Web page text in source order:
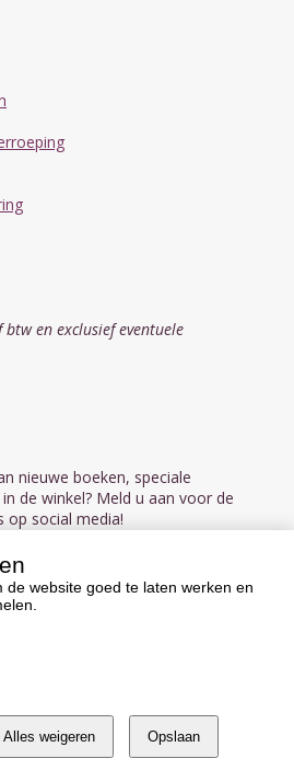
en exclusief eventuele
nieuwe boeken, speciale
de winkel? Meld u aan voor de
op social media!
nieuwsbrief
de website goed te laten werken en
Alles weigeren Opslaan